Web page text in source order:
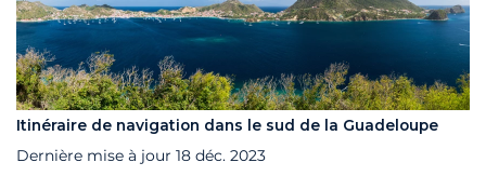
Itinéraire de navigation dans le sud de la Guadeloupe
Dernière mise à jour 18 déc. 2023